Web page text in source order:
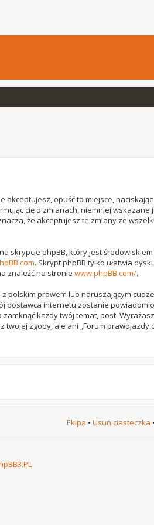
opuść to miejsce, naciskając
cię o zmianach, niemniej wskazane
że akceptujesz te zmiany ze
na skrypcie phpBB, który jest
. Skrypt phpBB tylko ułatwia
znaleźć na stronie www.phpBB.com/.
polskim prawem lub naruszającym
internetu zostanie
każdy twój temat, post.
zgody, ale ani „Forum
Ekipa • Usuń ciasteczka